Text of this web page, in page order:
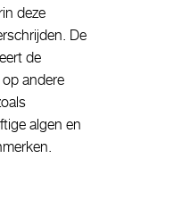
deze
De
de
andere
algen en